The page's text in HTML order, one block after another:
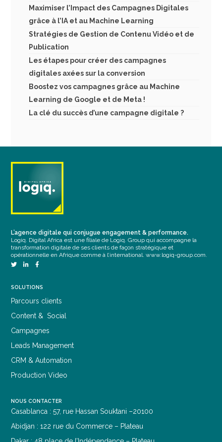
Maximiser l’Impact des Campagnes Digitales
grâce à l’IA et au Machine Learning
Stratégies de Gestion de Contenu Vidéo et de
Publication
Les étapes pour créer des campagnes
digitales axées sur la conversion
Boostez vos campagnes grâce au Machine
Learning de Google et de Meta !
La clé du succès d’une campagne digitale ?
L’agence digitale qui conjugue engagement & performance.
Logiq. Digital Africa est une filiale de Logiq. Group qui accompagne la
transformation digitale de ses clients de façon stratégique et
opérationnelle en Afrique comme à l’international. www.logiq-group.com
SOLUTIONS
Parcours clients
Content & Social
Campagnes
Leads Management
CRM & Automation
Production Video
NOUS CONTACTER
Casablanca : 57, rue Hassan Souktani –20100
Abidjan : 122 rue du Commerce – Plateau